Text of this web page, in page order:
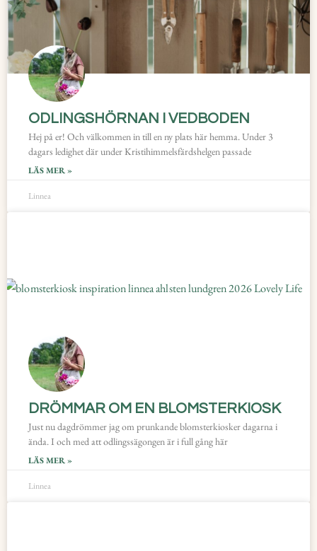
ODLINGSHÖRNAN I VEDBODEN
Hej på er! Och välkommen in till en ny plats här hemma. Under 3
dagars ledighet där under Kristihimmelsfärdshelgen passade
LÄS MER »
Linnea
DRÖMMAR OM EN BLOMSTERKIOSK
Just nu dagdrömmer jag om prunkande blomsterkiosker dagarna i
ända. I och med att odlingssägongen är i full gång här
LÄS MER »
Linnea